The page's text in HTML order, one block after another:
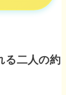
る二人の約